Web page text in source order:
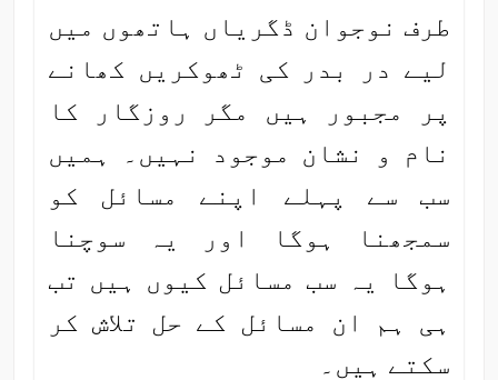
طرف نوجوان ڈگریاں ہاتھوں میں
لیے در بدر کی ٹھوکریں کھانے
پر مجبور ہیں مگر روزگار کا
نام و نشان موجود نہیں۔ ہمیں
سب سے پہلے اپنے مسائل کو
سمجھنا ہوگا اور یہ سوچنا
ہوگا یہ سب مسائل کیوں ہیں تب
ہی ہم ان مسائل کے حل تلاش کر
سکتے ہیں۔